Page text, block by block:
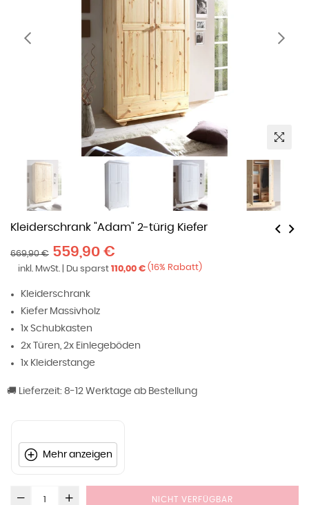
Kleiderschrank "Adam" 2-türig Kiefer
Preis
669,90 € 559,90 €
inkl. MwSt. | Du sparst 110,00 € (16% Rabatt)
Kleiderschrank
Kiefer Massivholz
1x Schubkasten
2x Türen, 2x Einlegeböden
1x Kleiderstange
🚚 Lieferzeit: 8-12 Werktage ab Bestellung
Mehr anzeigen
NICHT VERFÜGBAR